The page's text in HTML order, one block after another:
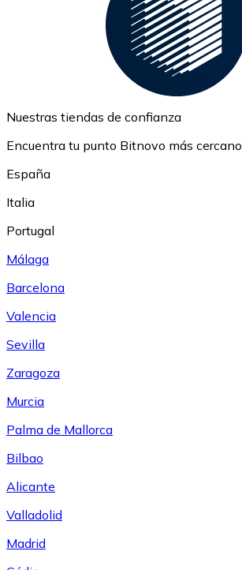
Nuestras tiendas de confianza
Encuentra tu punto Bitnovo más cercano
España
Italia
Portugal
Málaga
Barcelona
Valencia
Sevilla
Zaragoza
Murcia
Palma de Mallorca
Bilbao
Alicante
Valladolid
Madrid